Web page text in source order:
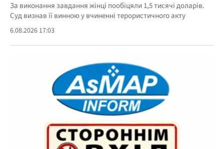
За виконання завдання жінці пообіцяли 1,5 тисячі доларів.
Суд визнав її винною у вчиненні терористичного акту
6.08.2026 17:03